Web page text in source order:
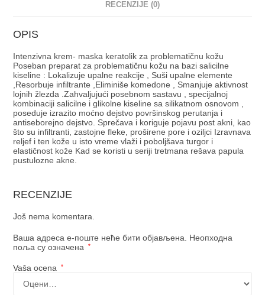
RECENZIJE (0)
OPIS
Intenzivna krem- maska keratolik za problematičnu kožu
Poseban preparat za problematičnu kožu na bazi salicilne
kiseline : Lokalizuje upalne reakcije , Suši upalne elemente
,Resorbuje infiltrante ,Eliminiše komedone , Smanjuje aktivnost
lojnih žlezda .Zahvaljujući posebnom sastavu , specijalnoj
kombinaciji salicilne i glikolne kiseline sa silikatnom osnovom ,
poseduje izrazito moćno dejstvo površinskog perutanja i
antiseborejno dejstvo. Sprečava i koriguje pojavu post akni, kao
što su infiltranti, zastojne fleke, proširene pore i oziljci Izravnava
reljef i ten kože u isto vreme vlaži i poboljšava turgor i
elastičnost kože Kad se koristi u seriji tretmana rešava papula
pustulozne akne.
RECENZIJE
Još nema komentara.
Ваша адреса е-поште неће бити објављена. Неопходна
поља су означена
*
Vaša ocena *